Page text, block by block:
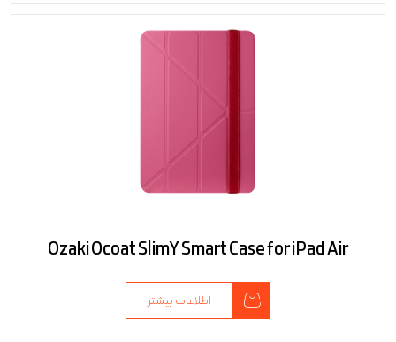
Ozaki Ocoat SlimY Smart Case for iPad Air
اطلاعات بیشتر